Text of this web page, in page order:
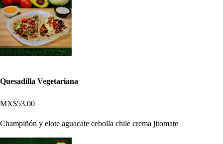
Quesadilla Vegetariana
MX$53.00
Champiñón y elote aguacate cebolla chile crema jitomate